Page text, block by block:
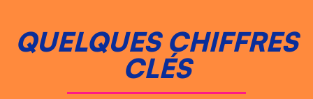
QUELQUES CHIFFRES
CLÉS